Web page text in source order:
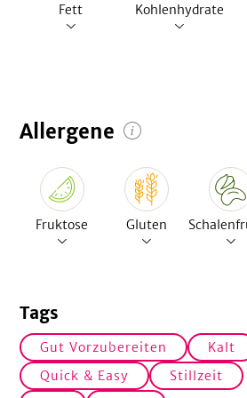
Fett Kohlenhydrate
Allergene
Fruktose Gluten
Tags
Gut Vorzubereiten
Kalt
Quick & Easy
Stillzeit